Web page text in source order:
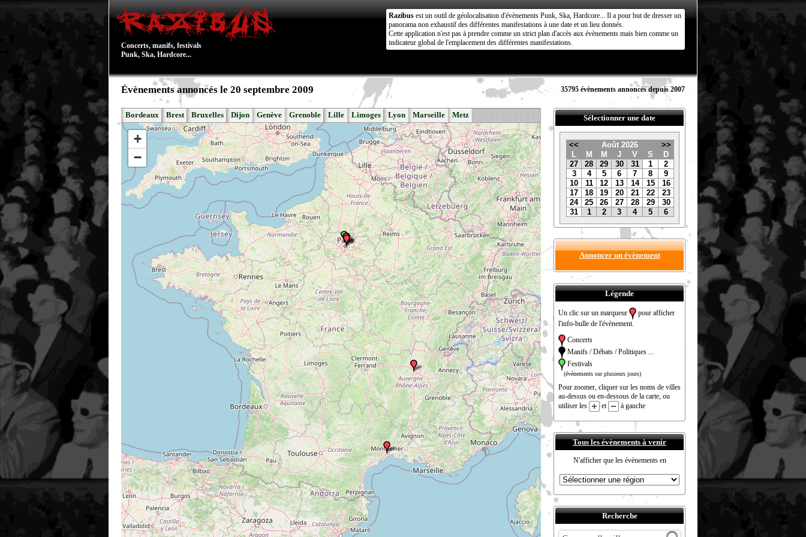
Concerts, manifs, festivals
Punk, Ska, Hardcore...
Razibus est un outil de géolocalisation d'évènements Punk, Ska, Hardcore... Il a pour but de dresser un
panorama non exhaustif des différentes manifestations à une date et un lieu donnés.
Cette application n'est pas à prendre comme un strict plan d'accès aux évènements mais bien comme un
indicateur global de l'emplacement des différentes manifestations.
Évènements annoncés le 20 septembre 2009 35795 évènements annoncés depuis 2007
Bordeaux Brest Bruxelles Dijon Genève Grenoble Lille Limoges Lyon Marseille Metz
+
−
Sélectionner une date
<< Août 2026
>>
L
M M J V S
D
27
28 29 30 31 1
2
3
4 5 6 7 8
9
10
11 12 13 14 15
16
17
18 19 20 21 22
23
24
25 26 27 28 29
30
31
1 2 3 4 5 6
Annoncer un évènement
Légende
Un clic sur un marqueur
pour afficher
l'info-bulle de l'évènement.
Concerts
Manifs / Débats / Politiques ...
Festivals
(évènements sur plusieurs jours)
Pour zoomer, cliquer sur les noms de villes
au-dessus ou en-dessous de la carte, ou
utiliser les
et à gauche
Tous les évènements à venir
N'afficher que les évènements en
Recherche